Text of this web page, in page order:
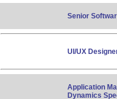
Senior
UI/UX
Application
Dynamics